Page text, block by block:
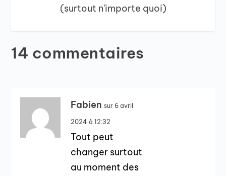
(surtout n'importe quoi)
14 commentaires
Fabien sur 6 avril
2024 à 12:32
Tout peut
changer surtout
au moment des